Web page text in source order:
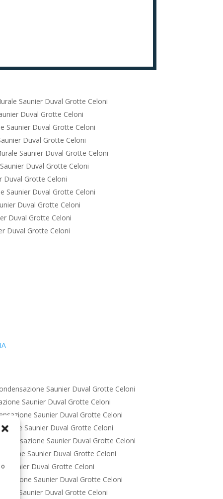
Saunier Duval Grotte Celoni
Duval Grotte Celoni
Saunier Duval Grotte Celoni
Duval Grotte Celoni
Saunier Duval Grotte Celoni
Duval Grotte Celoni
Duval Grotte Celoni
Saunier Duval Grotte Celoni
Duval Grotte Celoni
Duval Grotte Celoni
Duval Grotte Celoni
Saunier Duval Grotte Celoni
Saunier Duval Grotte Celoni
Saunier Duval Grotte Celoni
Saunier Duval Grotte Celoni
Saunier Duval Grotte Celoni
Saunier Duval Grotte Celoni
Saunier Duval Grotte Celoni
Saunier Duval Grotte Celoni
Saunier Duval Grotte Celoni